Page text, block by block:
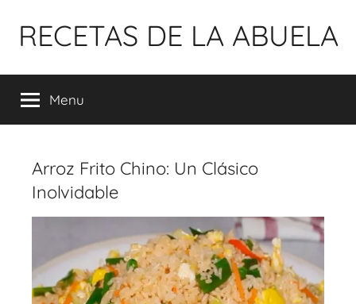
para
conteúdo
RECETAS DE LA ABUELA
Menu
Arroz Frito Chino: Un Clásico
Inolvidable